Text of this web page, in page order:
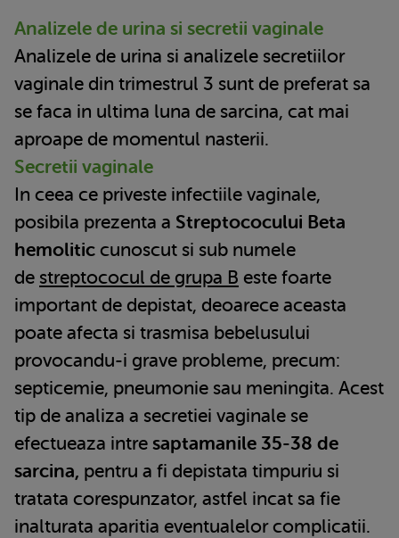
Analizele de urina si secretii vaginale
Analizele de urina si analizele secretiilor
vaginale din trimestrul 3 sunt de preferat sa
se faca in ultima luna de sarcina, cat mai
aproape de momentul nasterii.
Secretii vaginale
In ceea ce priveste infectiile vaginale,
posibila prezenta a Streptococului Beta
hemolitic cunoscut si sub numele
de streptococul de grupa B este foarte
important de depistat, deoarece aceasta
poate afecta si trasmisa bebelusului
provocandu-i grave probleme, precum:
septicemie, pneumonie sau meningita. Acest
tip de analiza a secretiei vaginale se
efectueaza intre saptamanile 35-38 de
sarcina, pentru a fi depistata timpuriu si
tratata corespunzator, astfel incat sa fie
inalturata aparitia eventualelor complicatii.